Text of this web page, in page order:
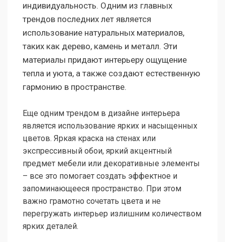
индивидуальность. Одним из главных
трендов последних лет является
использование натуральных материалов,
таких как дерево, камень и металл. Эти
материалы придают интерьеру ощущение
тепла и уюта, а также создают естественную
гармонию в пространстве.
Еще одним трендом в дизайне интерьера
является использование ярких и насыщенных
цветов. Яркая краска на стенах или
экспрессивный обои, яркий акцентный
предмет мебели или декоративные элементы
– все это помогает создать эффектное и
запоминающееся пространство. При этом
важно грамотно сочетать цвета и не
перегружать интерьер излишним количеством
ярких деталей.